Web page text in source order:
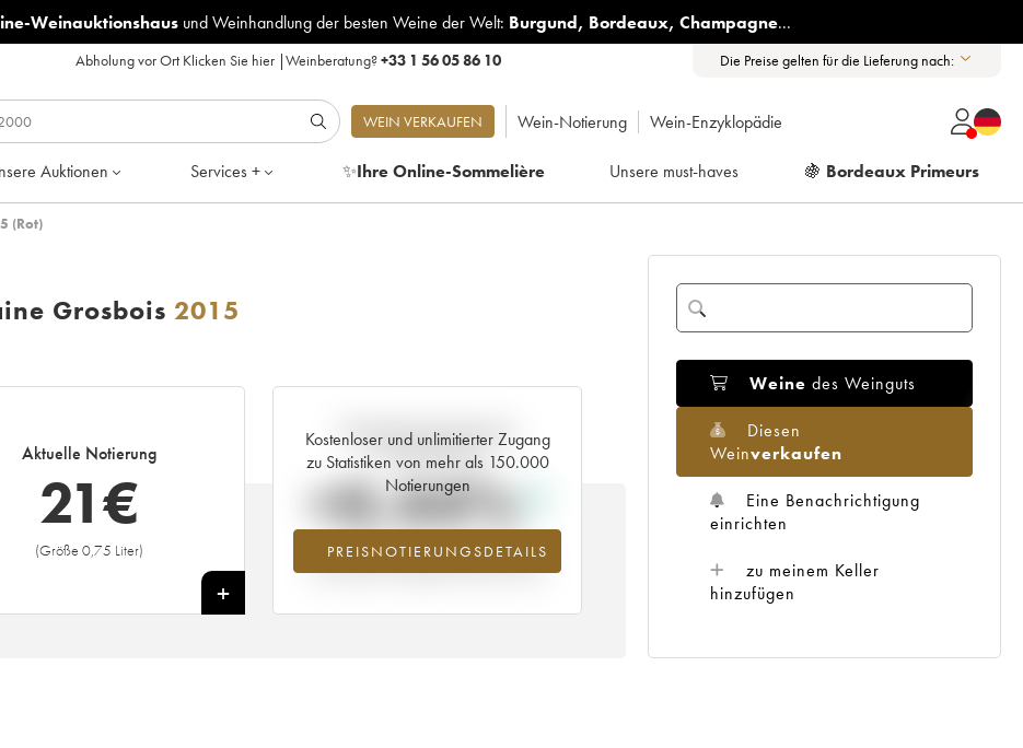
Weinauktionshausund Weinhandlung der besten Weine der Welt: Burgund, Bordeaux, Champagne...
Abholung vor Ort Klicken Sie hier|Weinberatung?+33 1 56 05 86 10 Die Preise gelten für die Lieferung nach:
WEIN VERKAUFEN Wein-Notierung Wein-Enzyklopädie
Auktionen Services + ✨Ihre Online-Sommelière Unsere must-haves 🍇 Bordeaux Primeurs
(Rot)
Grosbois 2015
Aktuelle Notierung
21€
(Größe 0,75 Liter)
+
Kostenloser und unlimitierter Zugang
zu Statistiken von mehr als 150.000
Notierungen
PREISNOTIERUNGSDETAILS
Aktuelle Entwicklung der
Preisnotierung
+0.44%
Preisanstiegs des Jahrgangs 2015 im
Jahr 2026 im Vergleich zum Jahr 2025
Weine des Weinguts
Diesen
Weinverkaufen
Eine Benachrichtigung
einrichten
zu meinem Keller
hinzufügen